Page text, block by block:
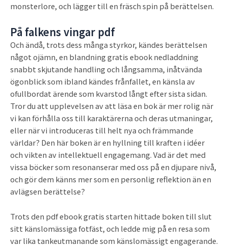
monsterlore, och lägger till en fräsch spin på berättelsen.
På falkens vingar pdf
Och ändå, trots dess många styrkor, kändes berättelsen
något ojämn, en blandning gratis ebook nedladdning
snabbt skjutande handling och långsamma, inåtvända
ögonblick som ibland kändes frånfallet, en känsla av
ofullbordat ärende som kvarstod långt efter sista sidan.
Tror du att upplevelsen av att läsa en bok är mer rolig när
vi kan förhålla oss till karaktärerna och deras utmaningar,
eller när vi introduceras till helt nya och främmande
världar? Den här boken är en hyllning till kraften i idéer
och vikten av intellektuell engagemang. Vad är det med
vissa böcker som resonanserar med oss på en djupare nivå,
och gör dem känns mer som en personlig reflektion än en
avlägsen berättelse?
Trots den pdf ebook gratis starten hittade boken till slut
sitt känslomässiga fotfäst, och ledde mig på en resa som
var lika tankeutmanande som känslomässigt engagerande.